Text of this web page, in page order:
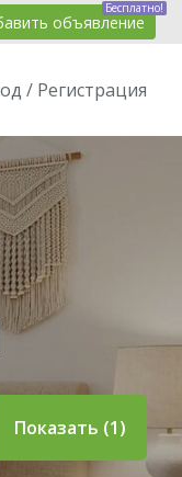
объявление
Бесплатно!
/ Регистрация
Показать (1)